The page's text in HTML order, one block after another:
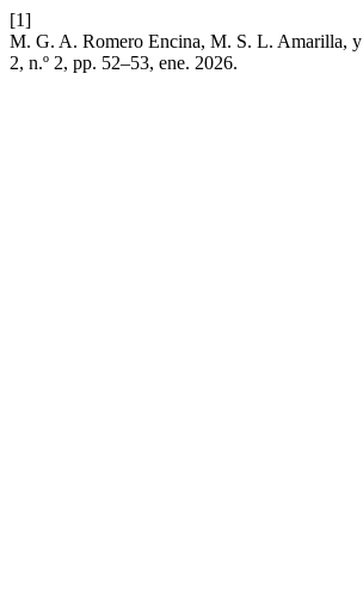
[1]
M. G. A. Romero Encina, M. S. L. Amarilla,
2, n.º 2, pp. 52–53, ene. 2026.